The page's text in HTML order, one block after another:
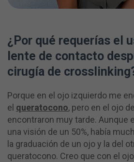
¿Por qué requerías el
lente de contacto
cirugía de
Porque en el ojo izquierdo me
el queratocono, pero en el ojo
encontraron muy tarde. Aunque
una visión de un 50%, había
la graduación de un ojo y la del
queratocono. Creo que con el